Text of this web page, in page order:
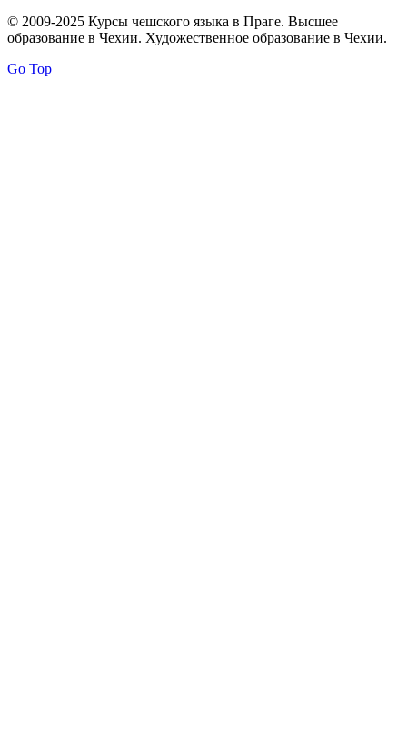
© 2009-2025 Курсы чешского языка в Праге. Высшее
образование в Чехии. Художественное образование в Чехии.
Go Top